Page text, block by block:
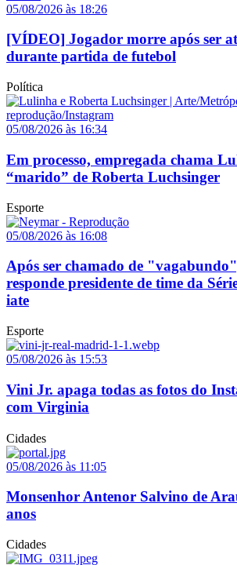
05/08/2026 às 18:26
[VÍDEO] Jogador morre após ser
durante partida de futebol
Política
05/08/2026 às 16:34
Em processo, empregada chama
“marido” de Roberta Luchsinger
Esporte
05/08/2026 às 16:08
Após ser chamado de
responde presidente de time da
iate
Esporte
05/08/2026 às 15:53
Vini Jr. apaga todas as fotos do
com Virginia
Cidades
05/08/2026 às 11:05
Monsenhor Antenor Salvino de
anos
Cidades